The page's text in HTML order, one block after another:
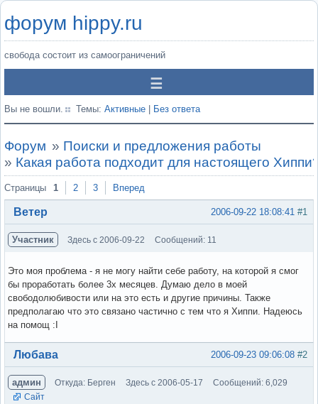
форум hippy.ru
свобода состоит из самоограничений
Вы не вошли. Темы: Активные Без ответа
Форум » Поиски и предложения работы
» Какая работа подходит для настоящего
Страницы 1 2 3 Вперед
#1
2006-09-22 18:08:41
Ветер
Участник Здесь с 2006-09-22 Сообщений: 11
Это моя проблема - я не могу найти себе работу, на которой я смог
бы проработать более 3х месяцев. Думаю дело в моей
свободолюбивости или на это есть и другие причины. Также
предполагаю что это связано частично с тем что я Хиппи. Надеюсь
на помощ :I
Вне форума #2
2006-09-23 09:06:08
Любава
админ Откуда: Берген Здесь с 2006-05-17
Сообщений: 6,029
Сайт